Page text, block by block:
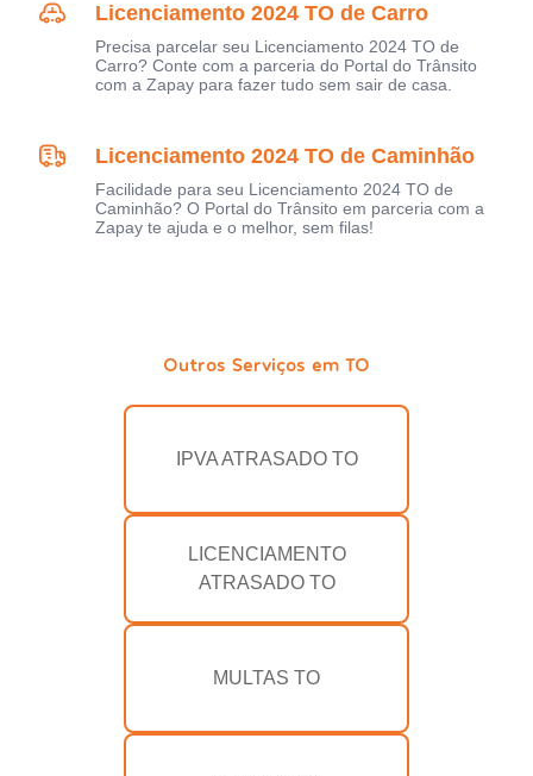
Licenciamento 2024 TO de Carro
Precisa parcelar seu Licenciamento 2024 TO de
Carro? Conte com a parceria do Portal do Trânsito
com a Zapay para fazer tudo sem sair de casa.
Licenciamento 2024 TO de Caminhão
Facilidade para seu Licenciamento 2024 TO de
Caminhão? O Portal do Trânsito em parceria com a
Zapay te ajuda e o melhor, sem filas!
Outros Serviços em TO
IPVA ATRASADO TO
LICENCIAMENTO
ATRASADO TO
MULTAS TO